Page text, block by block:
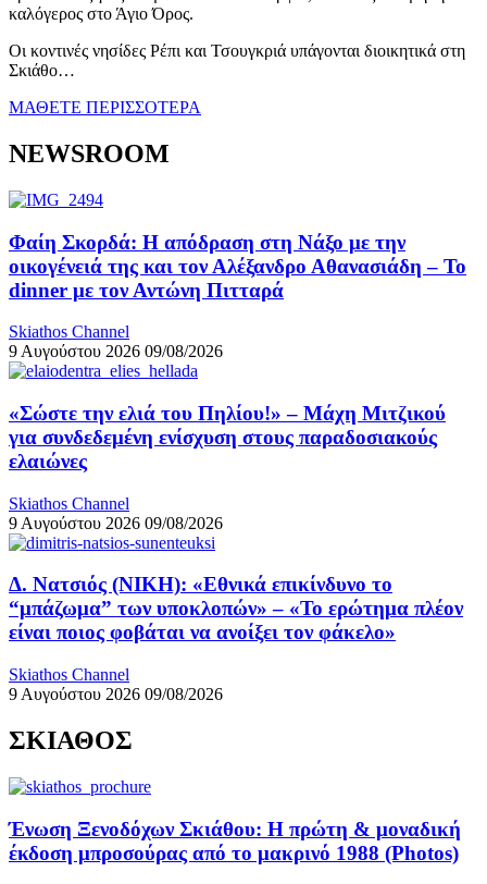
καλόγερος στο Άγιο Όρος.
Οι κοντινές νησίδες Ρέπι και Τσουγκριά υπάγονται διοικητικά στη
Σκιάθο…
ΜΑΘΕΤΕ ΠΕΡΙΣΣΟΤΕΡΑ
NEWSROOM
Φαίη Σκορδά: Η απόδραση στη Νάξο με την
οικογένειά της και τον Αλέξανδρο Αθανασιάδη – Το
dinner με τον Αντώνη Πιτταρά
Skiathos Channel
9 Αυγούστου 2026 09/08/2026
«Σώστε την ελιά του Πηλίου!» – Μάχη Μιτζικού
για συνδεδεμένη ενίσχυση στους παραδοσιακούς
ελαιώνες
Skiathos Channel
9 Αυγούστου 2026 09/08/2026
Δ. Νατσιός (ΝΙΚΗ): «Εθνικά επικίνδυνο το
“μπάζωμα” των υποκλοπών» – «Το ερώτημα πλέον
είναι ποιος φοβάται να ανοίξει τον φάκελο»
Skiathos Channel
9 Αυγούστου 2026 09/08/2026
ΣΚΙΑΘΟΣ
Ένωση Ξενοδόχων Σκιάθου: Η πρώτη & μοναδική
έκδοση μπροσούρας από το μακρινό 1988 (Photos)